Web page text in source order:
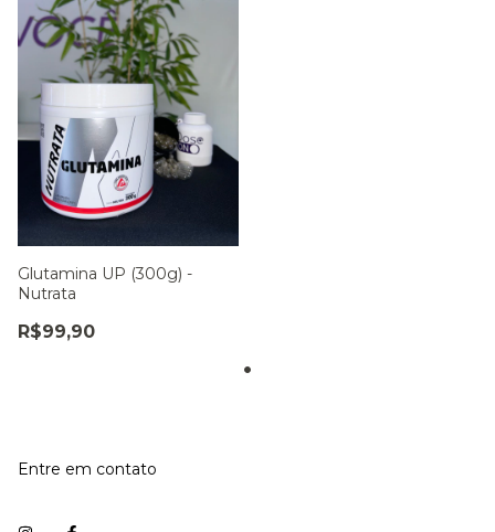
Glutamina UP (300g) -
Nutrata
R$99,90
Entre em contato